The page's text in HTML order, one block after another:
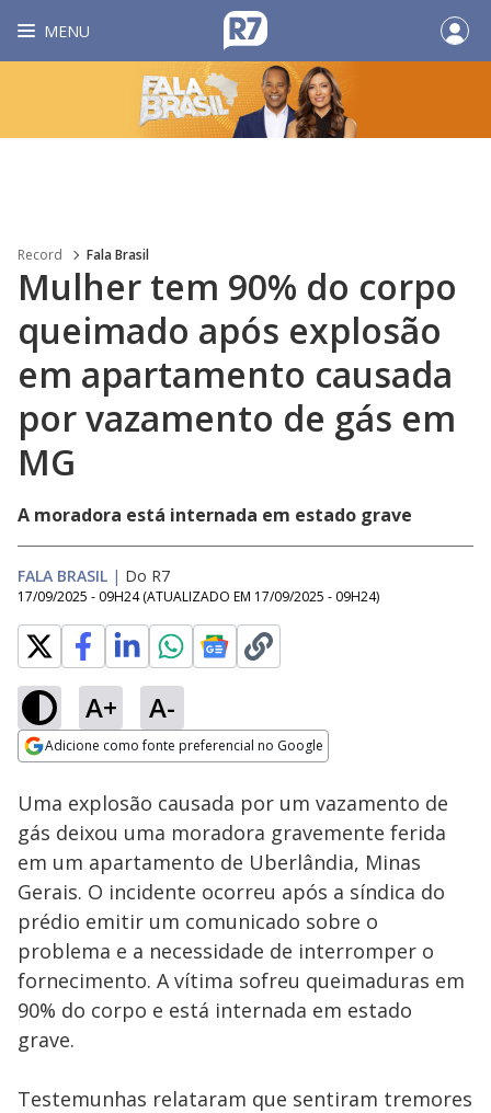
MENU
Record Fala Brasil
Mulher tem 90% do corpo
queimado após explosão
em apartamento causada
por vazamento de gás em
MG
A moradora está internada em estado grave
FALA BRASIL | Do R7
17/09/2025 - 09H24 (ATUALIZADO EM 17/09/2025 - 09H24)
A+ A-
Adicione como fonte preferencial no Google
Criminosos vendem
ingressos falsos e
ainda roubam
identidades de
vítimas
Ativar
100.00%
Uma explosão causada por um vazamento de
gás deixou uma moradora gravemente ferida
em um apartamento de Uberlândia, Minas
Gerais. O incidente ocorreu após a síndica do
prédio emitir um comunicado sobre o
problema e a necessidade de interromper o
fornecimento. A vítima sofreu queimaduras em
90% do corpo e está internada em estado
grave.
Testemunhas relataram que sentiram tremores